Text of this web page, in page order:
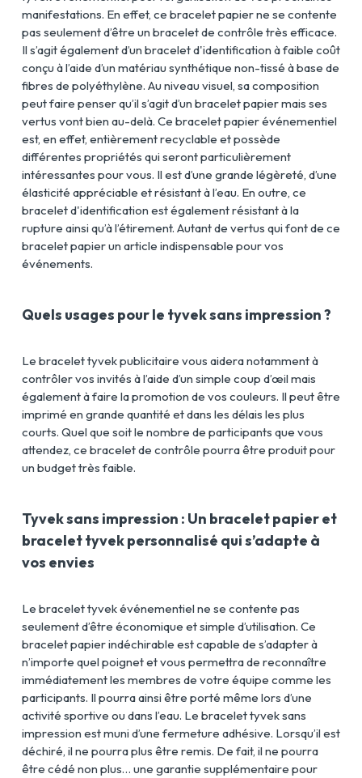
manifestations. En effet, ce bracelet papier ne se contente
pas seulement d’être un bracelet de contrôle très efficace.
Il s’agit également d’un bracelet d'identification à faible coût
conçu à l’aide d’un matériau synthétique non-tissé à base de
fibres de polyéthylène. Au niveau visuel, sa composition
peut faire penser qu’il s’agit d’un bracelet papier mais ses
vertus vont bien au-delà. Ce bracelet papier événementiel
est, en effet, entièrement recyclable et possède
différentes propriétés qui seront particulièrement
intéressantes pour vous. Il est d’une grande légèreté, d’une
élasticité appréciable et résistant à l’eau. En outre, ce
bracelet d'identification est également résistant à la
rupture ainsi qu’à l’étirement. Autant de vertus qui font de ce
bracelet papier un article indispensable pour vos
événements.
Quels usages pour le tyvek sans impression ?
Le bracelet tyvek publicitaire vous aidera notamment à
contrôler vos invités à l’aide d’un simple coup d’œil mais
également à faire la promotion de vos couleurs. Il peut être
imprimé en grande quantité et dans les délais les plus
courts. Quel que soit le nombre de participants que vous
attendez, ce bracelet de contrôle pourra être produit pour
un budget très faible.
Tyvek sans impression : Un bracelet papier et
bracelet tyvek personnalisé qui s’adapte à
vos envies
Le bracelet tyvek événementiel ne se contente pas
seulement d’être économique et simple d’utilisation. Ce
bracelet papier indéchirable est capable de s’adapter à
n’importe quel poignet et vous permettra de reconnaître
immédiatement les membres de votre équipe comme les
participants. Il pourra ainsi être porté même lors d’une
activité sportive ou dans l’eau. Le bracelet tyvek sans
impression est muni d’une fermeture adhésive. Lorsqu’il est
déchiré, il ne pourra plus être remis. De fait, il ne pourra
être cédé non plus… une garantie supplémentaire pour